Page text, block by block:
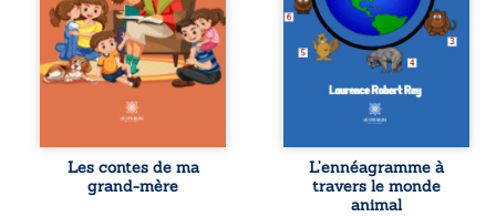
aléas de la vie. On
y joue, on se
dévoile, on
chaparde… dans la
joie.
Les contes de ma
grand-mère
vocation
principale
d’inciter à une
réflexion et un
débat « enfants-
adultes » autour
inconscients…
L’ennéagramme à
travers le monde
animal